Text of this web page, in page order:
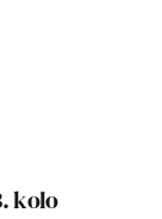
kolo